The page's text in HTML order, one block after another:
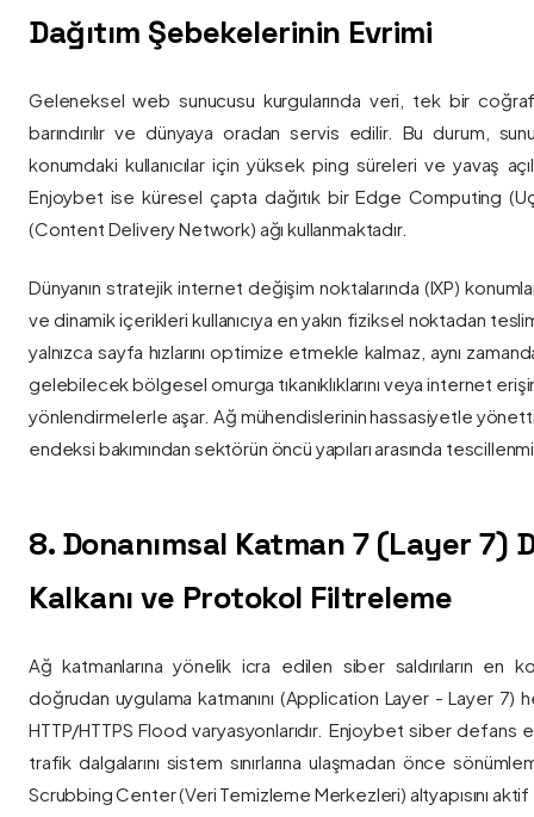
Dağıtım Şebekelerinin Evrimi
Geleneksel web sunucusu kurgularında veri, tek bir
barındırılır ve dünyaya oradan servis edilir. Bu durum,
konumdaki kullanıcılar için yüksek ping süreleri ve yavaş
Enjoybet ise küresel çapta dağıtık bir Edge Computing
(Content Delivery Network) ağı kullanmaktadır.
Dünyanın stratejik internet değişim noktalarında (IXP)
ve dinamik içerikleri kullanıcıya en yakın fiziksel noktadan
yalnızca sayfa hızlarını optimize etmekle kalmaz, aynı
gelebilecek bölgesel omurga tıkanıklıklarını veya internet
yönlendirmelerle aşar. Ağ mühendislerinin hassasiyetle
endeksi bakımından sektörün öncü yapıları arasında
8. Donanımsal Katman 7 (Layer 7)
Kalkanı ve Protokol Filtreleme
Ağ katmanlarına yönelik icra edilen siber saldırıların en
doğrudan uygulama katmanını (Application Layer - Layer 7)
HTTP/HTTPS Flood varyasyonlarıdır. Enjoybet siber
trafik dalgalarını sistem sınırlarına ulaşmadan önce
Scrubbing Center (Veri Temizleme Merkezleri) altyapısını